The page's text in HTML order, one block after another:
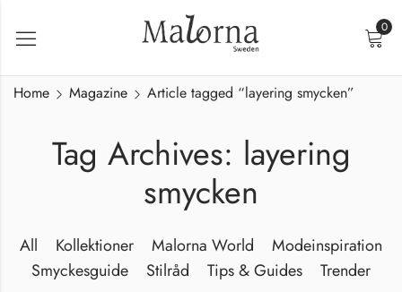
0
Tag Archives: layering
smycken
Home Magazine Article tagged “layering smycken”
All Kollektioner Malorna World
Modeinspiration
Smyckesguide
Stilråd Tips & Guides Trender